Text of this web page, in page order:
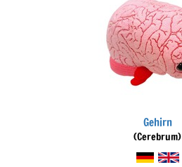
Gehirn
(Cerebrum)